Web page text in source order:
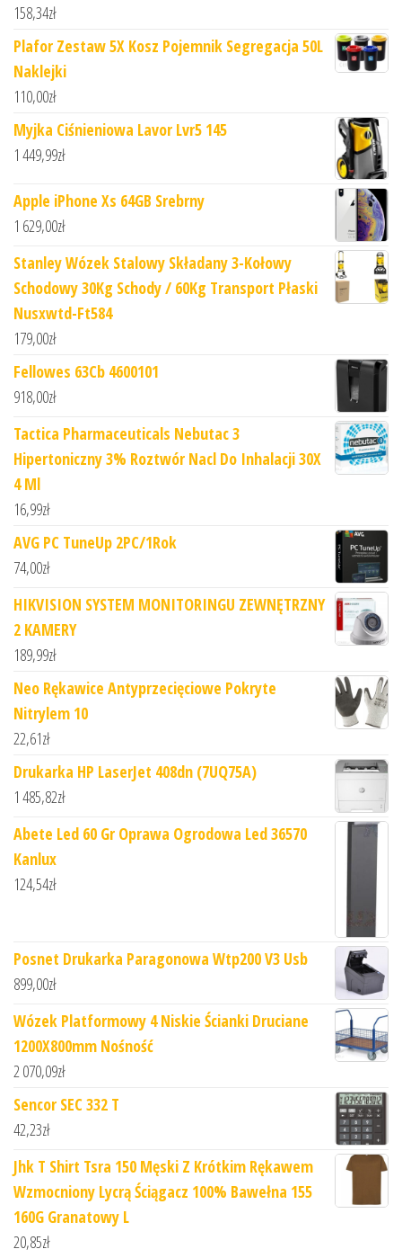
158,34zł
Plafor Zestaw 5X Kosz Pojemnik Segregacja 50L
Naklejki
110,00zł
Myjka Ciśnieniowa Lavor Lvr5 145
1 449,99zł
Apple iPhone Xs 64GB Srebrny
1 629,00zł
Stanley Wózek Stalowy Składany 3-Kołowy
Schodowy 30Kg Schody / 60Kg Transport Płaski
Nusxwtd-Ft584
179,00zł
Fellowes 63Cb 4600101
918,00zł
Tactica Pharmaceuticals Nebutac 3
Hipertoniczny 3% Roztwór Nacl Do Inhalacji 30X
4 Ml
16,99zł
AVG PC TuneUp 2PC/1Rok
74,00zł
HIKVISION SYSTEM MONITORINGU ZEWNĘTRZNY
2 KAMERY
189,99zł
Neo Rękawice Antyprzecięciowe Pokryte
Nitrylem 10
22,61zł
Drukarka HP LaserJet 408dn (7UQ75A)
1 485,82zł
Abete Led 60 Gr Oprawa Ogrodowa Led 36570
Kanlux
124,54zł
Posnet Drukarka Paragonowa Wtp200 V3 Usb
899,00zł
Wózek Platformowy 4 Niskie Ścianki Druciane
1200X800mm Nośność
2 070,09zł
Sencor SEC 332 T
42,23zł
Jhk T Shirt Tsra 150 Męski Z Krótkim Rękawem
Wzmocniony Lycrą Ściągacz 100% Bawełna 155
160G Granatowy L
20,85zł